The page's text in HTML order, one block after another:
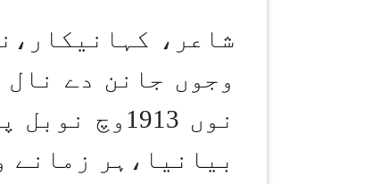
شاعر،
وجوں جانن دے
نوں
بیانیا،ہر زمانے